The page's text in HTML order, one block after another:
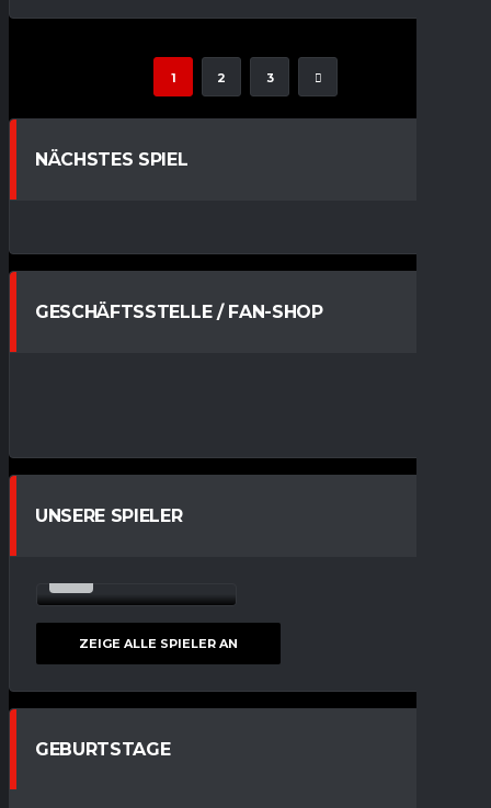
1 2 3
NÄCHSTES SPIEL
GESCHÄFTSSTELLE / FAN-SHOP
UNSERE SPIELER
ZEIGE ALLE SPIELER AN
GEBURTSTAGE